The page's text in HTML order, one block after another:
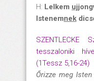
H: Lelkem uj
Istenemnek
tesszaloniki
(1Tessz 5,16-24)
Őrizze meg